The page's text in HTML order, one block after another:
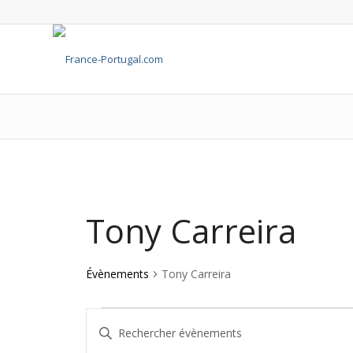
Tony Carreira
Évènements Tony Carreira
Recherche
et
Saisir